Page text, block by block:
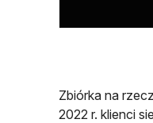
Zbiórka na
2022 r. klienci